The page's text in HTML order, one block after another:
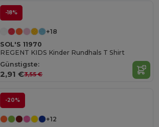
-18%
+18
SOL'S 11970
REGENT KIDS Kinder Rundhals T Shirt
Günstigste:
2,91 €3,55 €
-20%
+12